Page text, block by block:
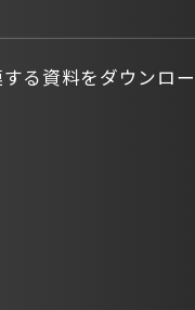
る資料をダウンロ